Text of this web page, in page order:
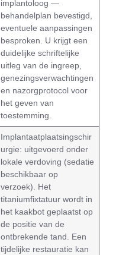
implantoloog —
behandelplan bevestigd,
eventuele aanpassingen
besproken. U krijgt een
duidelijke schriftelijke
uitleg van de ingreep,
genezingsverwachtingen
en nazorgprotocol voor
het geven van
toestemming.
Implantaatplaatsingschir
urgie: uitgevoerd onder
lokale verdoving (sedatie
beschikbaar op
verzoek). Het
titaniumfixtatuur wordt in
het kaakbot geplaatst op
de positie van de
ontbrekende tand. Een
tijdelijke restauratie kan